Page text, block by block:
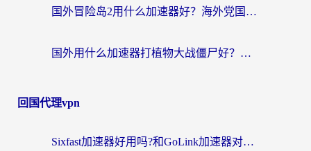
国外冒险岛2用什么加速器好？海外党国服游戏畅玩全攻略（附鸣潮哈利波特加速技巧）
国外用什么加速器打植物大战僵尸好？海外党国服游戏加速终极指南
回国代理vpn
Sixfast加速器好用吗?和GoLink加速器对比哪个回国效果更好?海外党亲测实用指南